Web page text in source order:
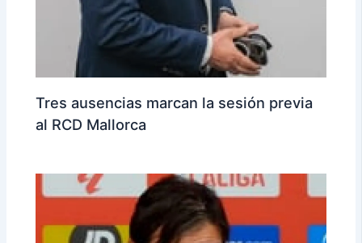
Tres ausencias marcan la sesión previa
al RCD Mallorca